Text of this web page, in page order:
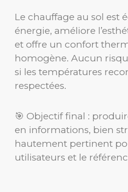
Le chauffage au sol est
énergie, améliore
et offre un confort
homogène. Aucun
si les températures
respectées.
🎯 Objectif final :
en informations, bien
hautement pertinent
utilisateurs et le